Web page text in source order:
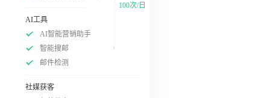
AI工具
AI智能营销助手
智能搜邮
邮件检测
社媒获客
100次/日